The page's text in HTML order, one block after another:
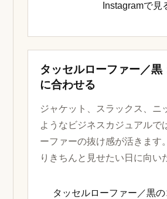
Instagramで見
タッセルローファー／黒
に合わせる
ジャケット、スラックス、ニ
ようなビジネスカジュアルで
ーファーの抜け感が活きます
りきちんと見せたい日に向い
タッセルローファー／黒